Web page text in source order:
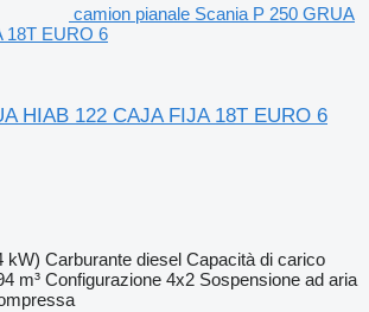
camion pianale Scania P 250 GRUA
18T EURO 6
HIAB 122 CAJA FIJA 18T EURO 6
kW) Carburante diesel Capacità di carico
m³ Configurazione 4x2 Sospensione ad aria